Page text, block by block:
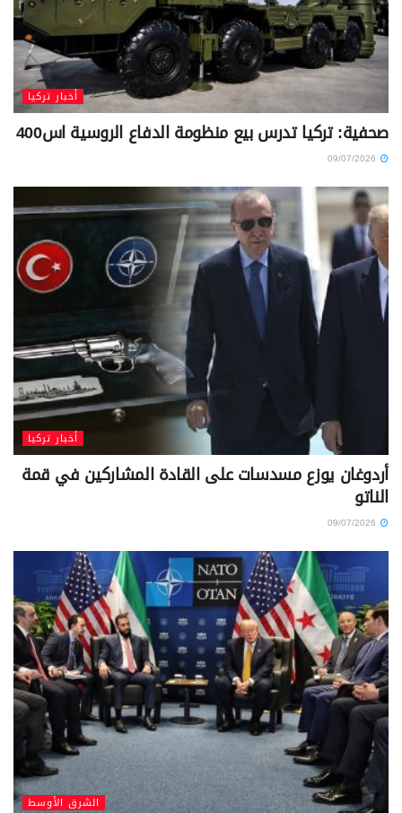
أخبار تركيا
صحفية: تركيا تدرس بيع منظومة الدفاع الروسية اس400
أخبار تركيا
أردوغان يوزع مسدسات على القادة المشاركين في قمة
الناتو
الشرق الأوسط